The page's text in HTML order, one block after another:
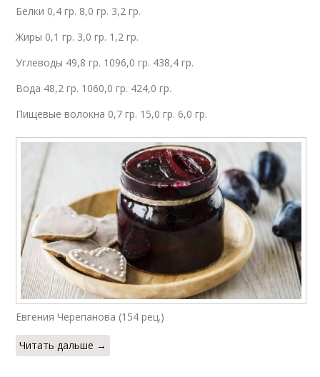
Белки 0,4 гр. 8,0 гр. 3,2 гр.
Жиры 0,1 гр. 3,0 гр. 1,2 гр.
Углеводы 49,8 гр. 1096,0 гр. 438,4 гр.
Вода 48,2 гр. 1060,0 гр. 424,0 гр.
Пищевые волокна 0,7 гр. 15,0 гр. 6,0 гр.
Евгения Черепанова (154 рец.)
Читать дальше →